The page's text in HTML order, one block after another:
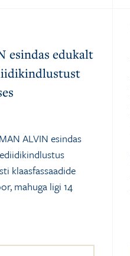
esindas edukalt
ALVIN esindas
klaasfassaadide
mahuga ligi 14